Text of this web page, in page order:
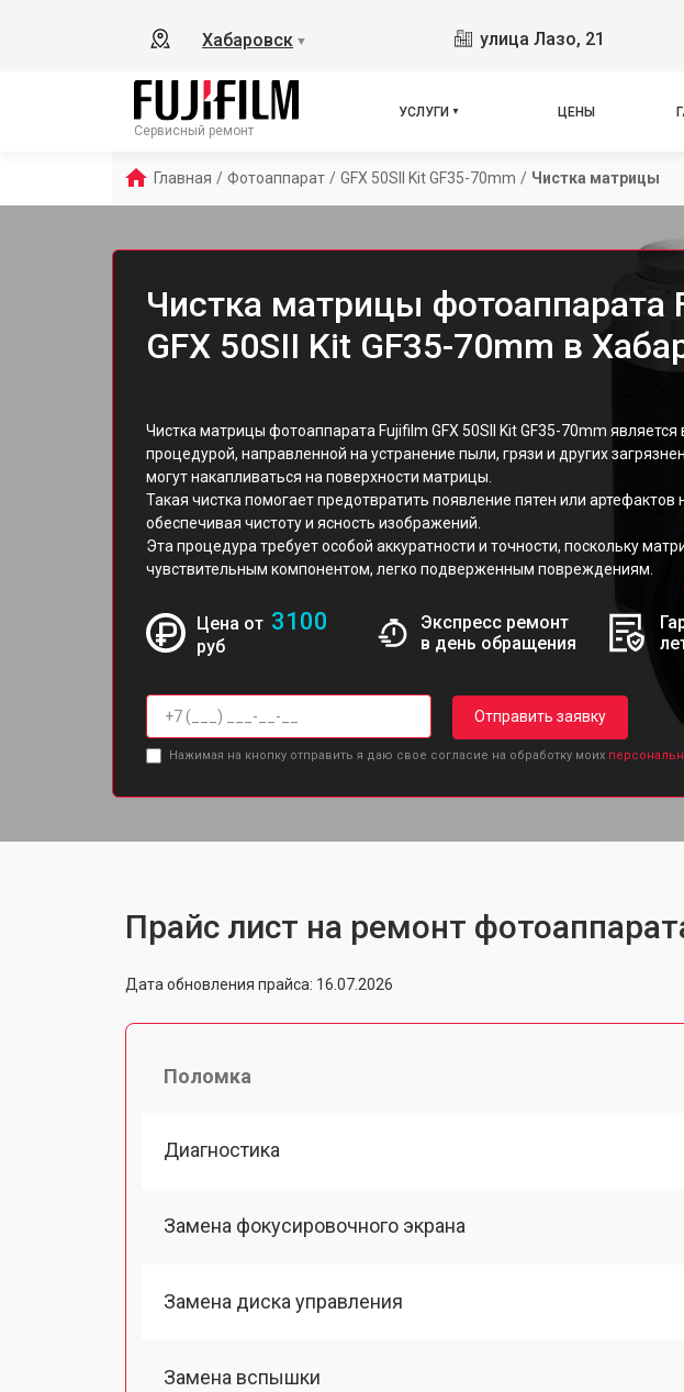
Хабаровск ▼ улица Лазо, 21
Сервисный ремонт
УСЛУГИ ЦЕНЫ
Главная / Фотоаппарат / GFX 50SII Kit GF35-70mm / Чистка матрицы
Чистка матрицы фотоаппарата
GFX 50SII Kit GF35-70mm в
Чистка матрицы фотоаппарата Fujifilm GFX 50SII Kit GF35-70mm
процедурой, направленной на устранение пыли, грязи и других
могут накапливаться на поверхности матрицы.
Такая чистка помогает предотвратить появление пятен или артефактов
обеспечивая чистоту и ясность изображений.
Эта процедура требует особой аккуратности и точности, поскольку
чувствительным компонентом, легко подверженным повреждениям.
Цена от 3100
руб
Экспресс ремонт
в день обращения
Отправить заявку
Нажимая на кнопку отправить я даю свое согласие на обработку моих
Прайс лист на ремонт
Дата обновления прайса: 16.07.2026
Поломка
Диагностика
Замена фокусировочного экрана
Замена диска управления
Замена вспышки